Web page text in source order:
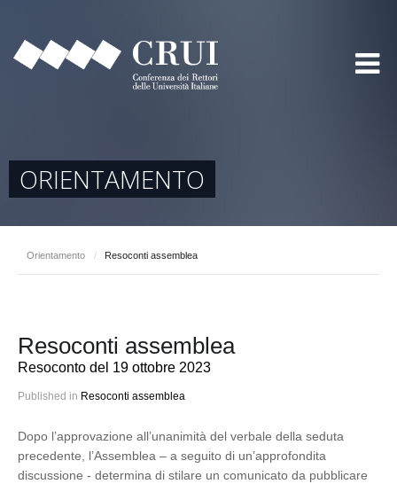
ORIENTAMENTO
Orientamento / Resoconti assemblea
Resoconti assemblea
Resoconto del 19 ottobre 2023
Published in Resoconti assemblea
Dopo l’approvazione all’unanimità del verbale della seduta
precedente, l’Assemblea – a seguito di un’approfondita
discussione - determina di stilare un comunicato da pubblicare